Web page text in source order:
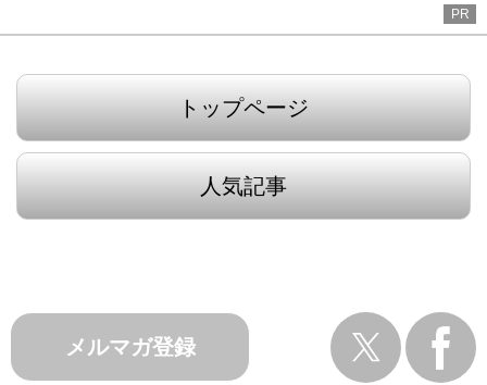
PR
トップページ
人気記事
メルマガ登録